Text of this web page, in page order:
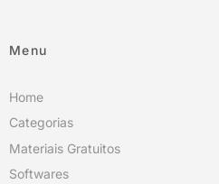
Menu
Home
Categorias
Materiais Gratuitos
Softwares